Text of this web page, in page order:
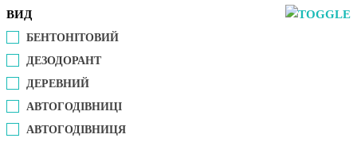
ВИД
БЕНТОНІТОВИЙ
ДЕЗОДОРАНТ
ДЕРЕВНИЙ
АВТОГОДІВНИЦІ
АВТОГОДІВНИЦЯ